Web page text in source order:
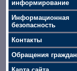
информирование
Информационная
безопасность
Контакты
Обращения граждан